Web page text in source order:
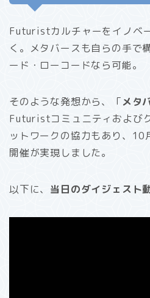
Futuristカルチャーをイノベ
く。メタバースも自らの手で
ード・ローコードなら可能。
そのような発想から、「メタ
Futuristコミュニティおよび
ットワークの協力もあり、
開催が実現しました。
以下に、 当日のダイジェスト